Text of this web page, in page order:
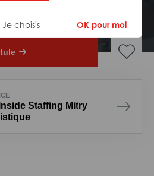
Je choisis OK pour moi
Staffing Mitry